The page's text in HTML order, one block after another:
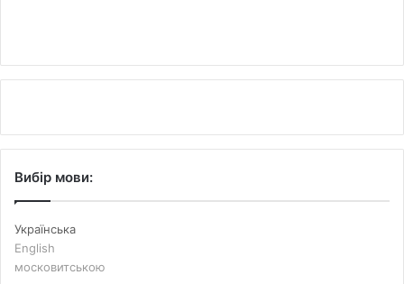
Вибір мови:
Українська
English
московитською